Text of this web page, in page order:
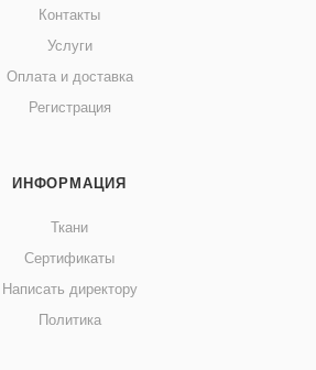
Контакты
Услуги
Оплата и доставка
Регистрация
ИНФОРМАЦИЯ
Ткани
Сертификаты
Написать директору
Политика